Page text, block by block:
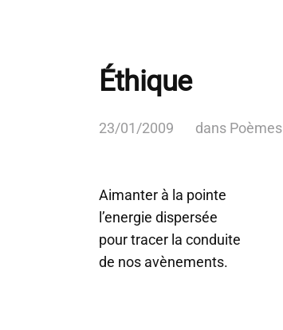
Éthique
23/01/2009 dans Poèmes
Aimanter à la pointe
l’energie dispersée
pour tracer la conduite
de nos avènements.